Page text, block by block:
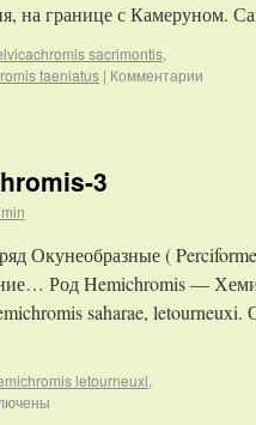
на границе с Камеруном.
sacrimontis,
taeniatus | Комментарии
3
(
Род Hemichromis —
saharae,
letourneuxi,